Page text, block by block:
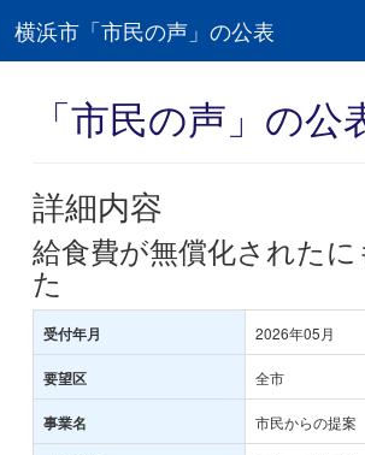
横浜市「市民の声」の公表
「市民の声」の公
詳細内容
給食費が無償化された
た
受付年月 2026年05月
要望区 全市
事業名 市民からの提案